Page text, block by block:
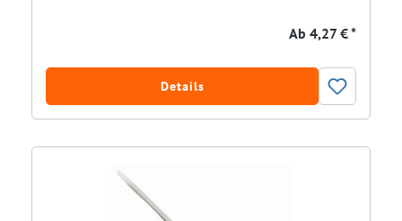
Ab 4,27 € *
Details